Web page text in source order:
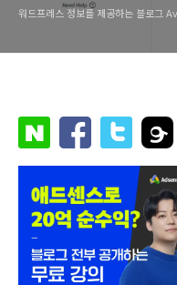
워드프레스 정보를 제공하는 블로그